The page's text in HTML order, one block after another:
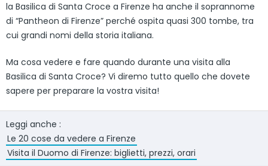
la Basilica di Santa Croce a Firenze ha anche il soprannome
di “Pantheon di Firenze” perché ospita quasi 300 tombe, tra
cui grandi nomi della storia italiana.
Ma cosa vedere e fare quando durante una visita alla
Basilica di Santa Croce? Vi diremo tutto quello che dovete
sapere per preparare la vostra visita!
Leggi anche :
Le 20 cose da vedere a Firenze
Visita il Duomo di Firenze: biglietti, prezzi, orari